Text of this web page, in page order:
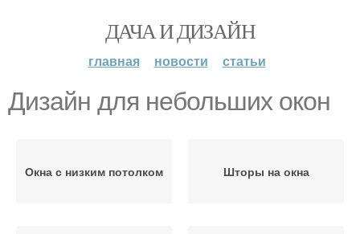
ДАЧА И ДИЗАЙН
главная новости статьи
Дизайн для небольших окон
Окна с низким потолком Шторы на окна